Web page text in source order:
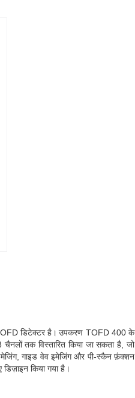
डिटेक्टर है। उपकरण TOFD 400 के
तक विस्तारित किया जा सकता है, जो
गाइड वेव इमेजिंग और पी-स्कैन फ़ंक्शन
किया गया है।